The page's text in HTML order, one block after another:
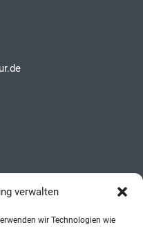
verwalten
wir Technologien wie